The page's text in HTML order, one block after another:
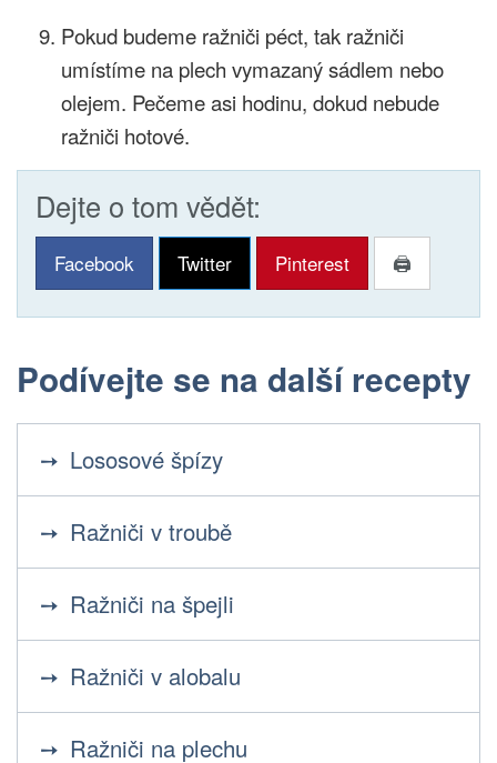
Pokud budeme ražniči péct, tak ražniči
umístíme na plech vymazaný sádlem nebo
olejem. Pečeme asi hodinu, dokud nebude
ražniči hotové.
Dejte o tom vědět:
Facebook Twitter Pinterest 🖨
Podívejte se na další recepty
Lososové špízy
Ražniči v troubě
Ražniči na špejli
Ražniči v alobalu
Ražniči na plechu